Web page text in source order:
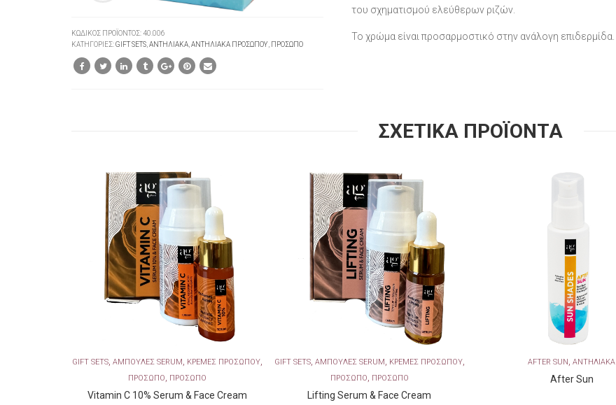
ΚΩΔΙΚΌΣ ΠΡΟΪΌΝΤΟΣ:40.006
ΚΑΤΗΓΟΡΊΕΣ:GIFT SETS ΑΝΤΗΛΙΑΚΑ ΑΝΤΗΛΙΑΚΑ ΠΡΟΣΩΠΟΥ ΠΡΟΣΩΠΟ
του σχηματισμού ελεύθερων ριζών.
Το χρώμα είναι προσαρμοστικό στην ανάλογη επιδερμίδα.
ΣΧΕΤΙΚΑ ΠΡΟΪΟΝΤΑ
GIFT SETS, ΑΜΠΟΥΛΕΣ SERUM ΚΡΕΜΕΣ ΠΡΟΣΩΠΟΥ,
ΠΡΟΣΩΠΟ ΠΡΟΣΩΠΟ
Vitamin C 10% Serum & Face Cream
GIFT SETS, ΑΜΠΟΥΛΕΣ SERUM ΚΡΕΜΕΣ ΠΡΟΣΩΠΟΥ,
ΠΡΟΣΩΠΟ ΠΡΟΣΩΠΟ
Lifting Serum & Face Cream
AFTER SUN ΑΝΤΗΛΙΑΚΑ
After Sun